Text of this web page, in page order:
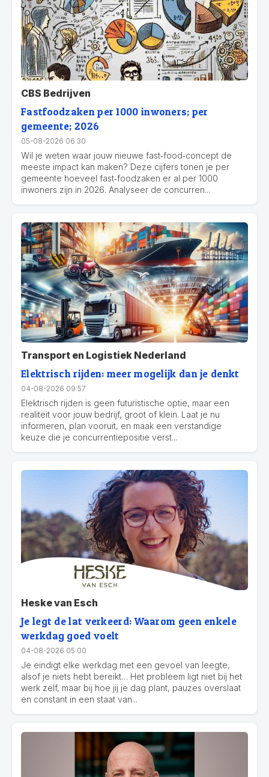
CBS Bedrijven
Fastfoodzaken per 1000 inwoners; per
gemeente; 2026
05-08-2026 06:30
Wil je weten waar jouw nieuwe fast‑food‑concept de
meeste impact kan maken? Deze cijfers tonen je per
gemeente hoeveel fast‑foodzaken er al per 1000
inwoners zijn in 2026. Analyseer de concurren...
Transport en Logistiek Nederland
Elektrisch rijden: meer mogelijk dan je denkt
04-08-2026 09:57
Elektrisch rijden is geen futuristische optie, maar een
realiteit voor jouw bedrijf, groot of klein. Laat je nu
informeren, plan vooruit, en maak een verstandige
keuze die je concurrentiepositie verst...
Heske van Esch
Je legt de lat verkeerd: Waarom geen enkele
werkdag goed voelt
04-08-2026 05:00
Je eindigt elke werkdag met een gevoel van leegte,
alsof je niets hebt bereikt… Het probleem ligt niet bij het
werk zelf, maar bij hoe jij je dag plant, pauzes overslaat
en constant in een staat van...